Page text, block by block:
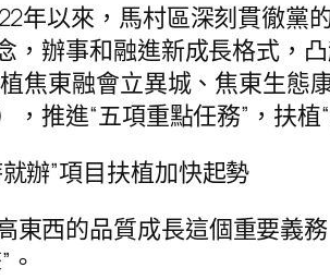
年以來，馬村區深刻貫徹黨
，辦事和融進新成長格式，
焦東融會立異城、焦東生態
，推進“五項重點任務”，扶
辦”項目扶植加快起勢
東西的品質成長這個重要義